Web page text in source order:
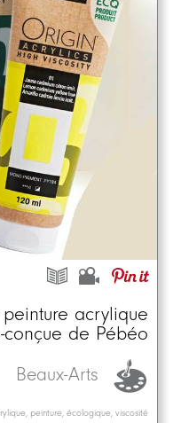
acrylique
conçue de Pébéo
Beaux-Arts
peinture, écologique, viscosité